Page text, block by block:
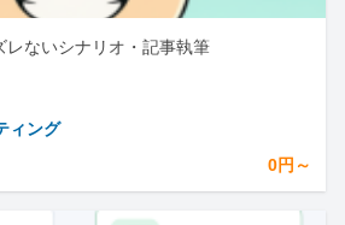
レないシナリオ・記事執筆
ィング
0円～